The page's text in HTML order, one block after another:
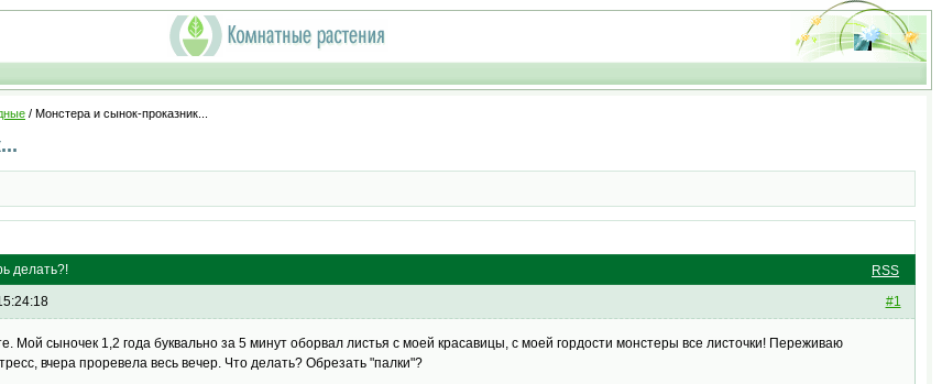
/ Монстера и сынок-проказник...
RSS
делать?!
#1
Мой сыночек 1,2 года буквально за 5 минут оборвал листья с моей красавицы, с моей гордости монстеры все листочки! Переживаю
вчера проревела весь вечер. Что делать? Обрезать "палки"?